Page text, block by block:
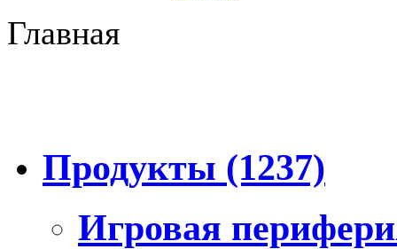
Главная
Продукты (1237)
Игровая